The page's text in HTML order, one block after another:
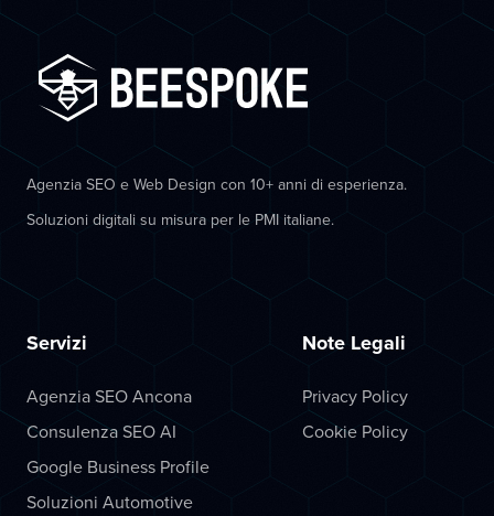
Agenzia SEO e Web Design con 10+ anni di esperienza.
Soluzioni digitali su misura per le PMI italiane.
Servizi
Agenzia SEO Ancona
Consulenza SEO AI
Google Business Profile
Soluzioni Automotive
Note Legali
Privacy Policy
Cookie Policy